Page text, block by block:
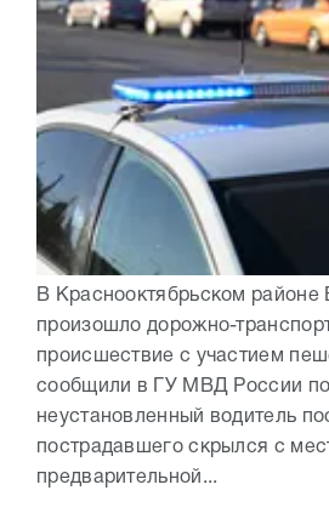
В Краснооктябрьском районе
произошло дорожно-
происшествие с участием
сообщили в ГУ МВД России по
неустановленный водитель
пострадавшего скрылся с
предварительной...